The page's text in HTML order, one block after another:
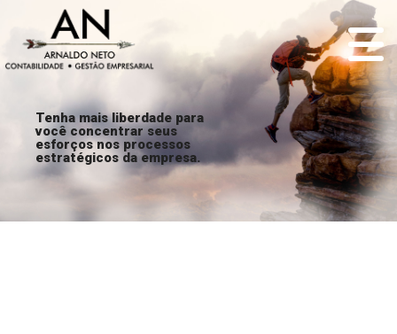
Tenha mais liberdade para
você concentrar seus
esforços nos processos
estratégicos da empresa.